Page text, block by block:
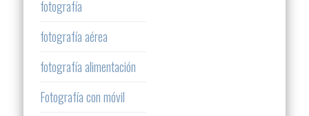
fotografía
fotografía aérea
fotografía alimentación
Fotografía con móvil